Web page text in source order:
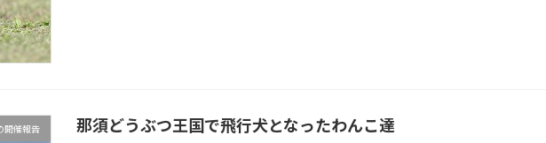
開催報告 那須どうぶつ王国で飛行犬となったわんこ達